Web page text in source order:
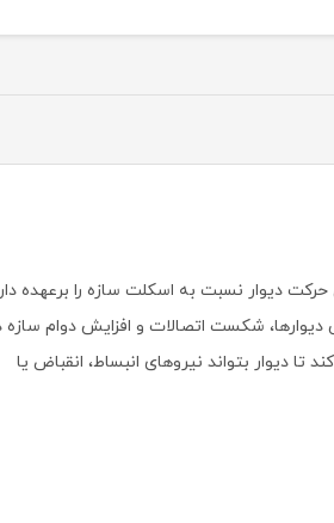
دیوار نسبت به اسکلت سازه را برعهده
شکست اتصالات و افزایش دوام سازه
تا دیوار بتواند نیروهای انبساط، انقباض یا